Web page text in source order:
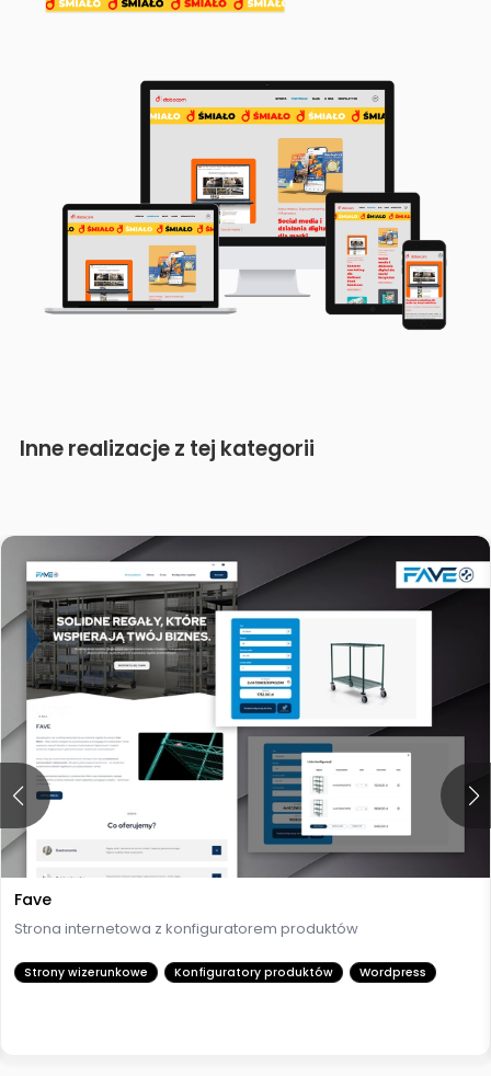
Inne realizacje z tej kategorii
Fave
Strona internetowa z konfiguratorem produktów
Strony wizerunkowe Konfiguratory produktów Wordpress